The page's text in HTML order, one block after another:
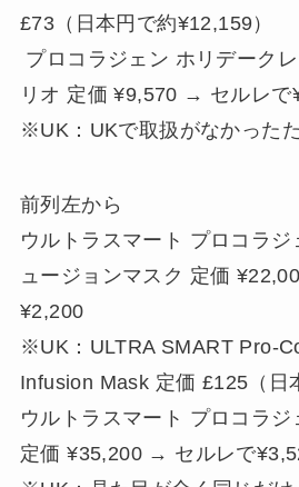
£73（日本円で約¥12,159）
プロコラジェン ホリデーク
リオ 定価 ¥9,570 → セルレで
※UK：UKで取扱がなかった
前列左から
ウルトラスマート プロコラジ
ュージョンマスク 定価
¥2,200
※UK：ULTRA SMART Pro-
Infusion Mask 定価 £125（日
ウルトラスマート プロコラ
定価 ¥35,200 → セルレで